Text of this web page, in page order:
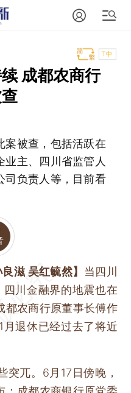
T中
成都农商行
案被查，包括活跃在
业主、四川省监管人
司负责人等，目前看
滋 吴红毓然】 当四川
川金融界的地震也在
都农商行原董事长傅作
月退休已经过去了将近
兀。6月17日傍晚，